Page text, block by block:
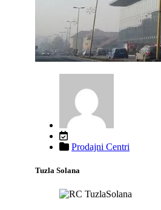
Prodajni Centri
Tuzla Solana